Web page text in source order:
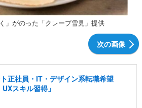
」がのった「クレープ雪見」提供
次の画像
正社員・IT・デザイン系転職希望
スキル習得」